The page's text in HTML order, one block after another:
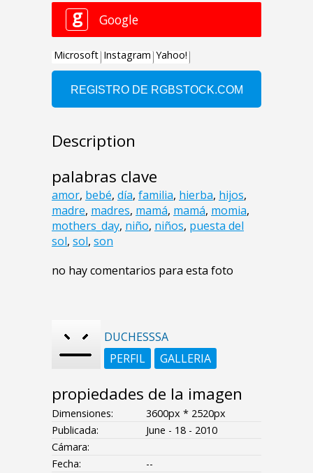
Description
palabras clave
amor, bebé, día, familia, hierba, hijos,
madre, madres, mamá, mamá, momia,
mothers_day, niño, niños, puesta del
sol, sol, son
no hay comentarios para esta foto
DUCHESSSA
PERFIL
GALLERIA
propiedades de la imagen
Dimensiones:
3600px * 2520px
Publicada:
June - 18 - 2010
Cámara:
Fecha:
--